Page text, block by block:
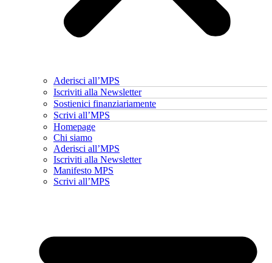
Aderisci all’MPS
Iscriviti alla Newsletter
Sostienici finanziariamente
Scrivi all’MPS
Homepage
Chi siamo
Aderisci all’MPS
Iscriviti alla Newsletter
Manifesto MPS
Scrivi all’MPS